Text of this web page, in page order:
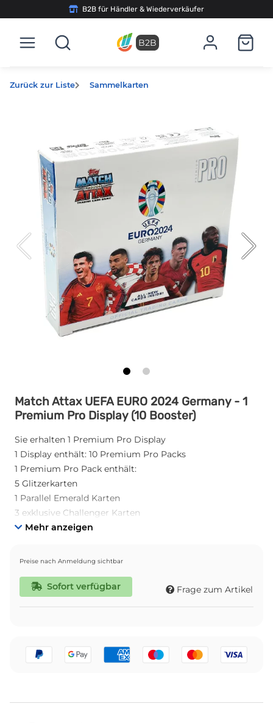
B2B für Händler & Wiederverkäufer
B2B
Zurück zur Liste Sammelkarten
Match Attax UEFA EURO 2024 Germany - 1
Premium Pro Display (10 Booster)
Sie erhalten 1 Premium Pro Display
1 Display enthält: 10 Premium Pro Packs
1 Premium Pro Pack enthält:
5 Glitzerkarten
1 Parallel Emerald Karten
3 exklusive Challenger Karten
1 von 10 exklusiven limitierten Karten
Mehr anzeigen
Preise nach Anmeldung sichtbar
Sofort verfügbar Frage zum Artikel